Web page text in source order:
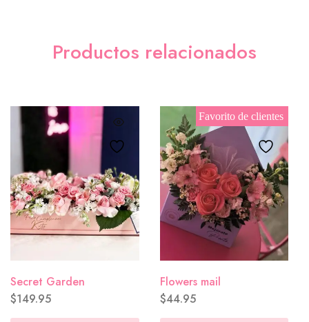
Aniversario($0.00)
Productos relacionados
Secret Garden
$149.95
Favorito de clientes
Flowers mail
$44.95